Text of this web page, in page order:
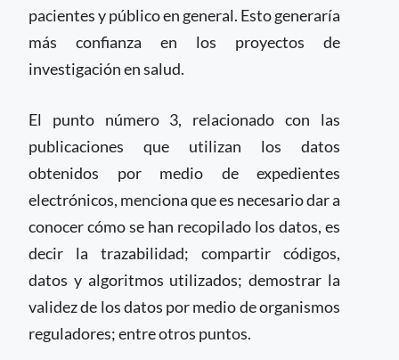
pacientes y público en general. Esto generaría
más confianza en los proyectos de
investigación en salud.
El punto número 3, relacionado con las
publicaciones que utilizan los datos
obtenidos por medio de expedientes
electrónicos, menciona que es necesario dar a
conocer cómo se han recopilado los datos, es
decir la trazabilidad; compartir códigos,
datos y algoritmos utilizados; demostrar la
validez de los datos por medio de organismos
reguladores; entre otros puntos.